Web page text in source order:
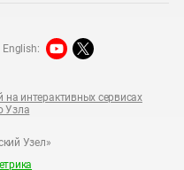
Узел»
интерактивных сервисах
Узла
English: